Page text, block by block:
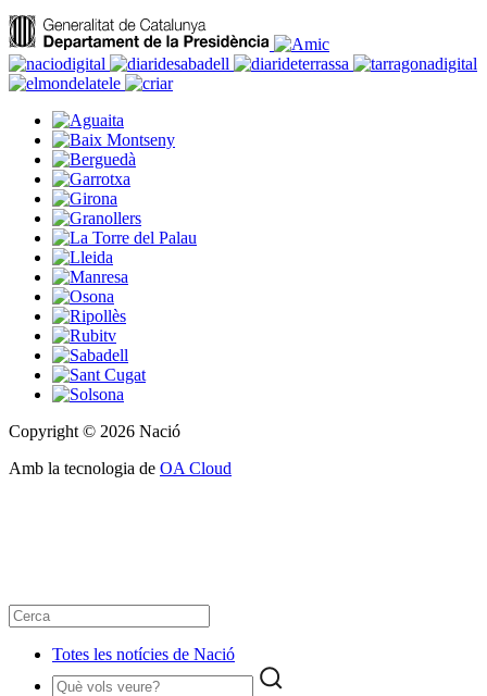
Copyright © 2026 Nació
Amb la tecnologia de OA Cloud
Totes les notícies de Nació